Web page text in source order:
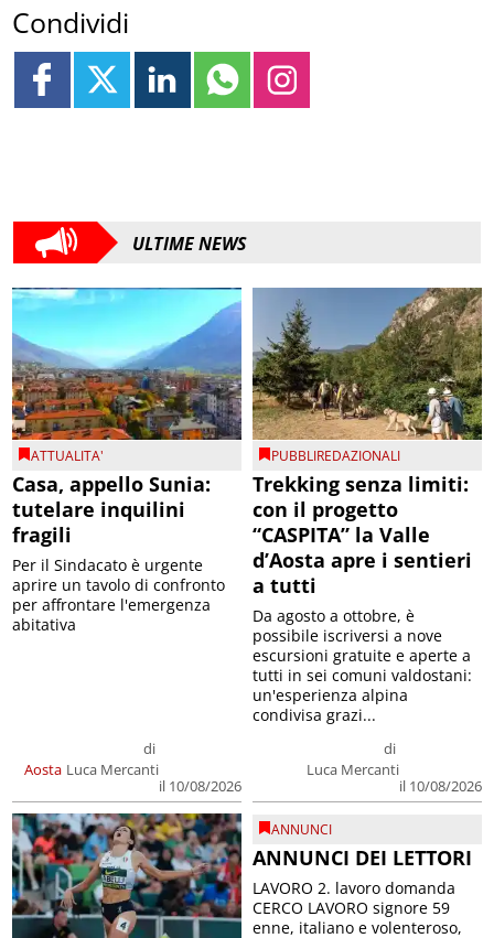
Condividi
ULTIME NEWS
ATTUALITA'
Casa, appello Sunia:
tutelare inquilini
fragili
Aosta
di
Luca Mercanti
il 10/08/2026
Per il Sindacato è urgente
aprire un tavolo di confronto
per affrontare l'emergenza
abitativa
PUBBLIREDAZIONALI
Trekking senza limiti:
con il progetto
“CASPITA” la Valle
d’Aosta apre i sentieri
a tutti
di
Luca Mercanti
il 10/08/2026
Da agosto a ottobre, è
possibile iscriversi a nove
escursioni gratuite e aperte a
tutti in sei comuni valdostani:
un'esperienza alpina
condivisa grazi...
ANNUNCI
ANNUNCI DEI LETTORI
LAVORO 2. lavoro domanda
CERCO LAVORO signore 59
enne, italiano e volenteroso,